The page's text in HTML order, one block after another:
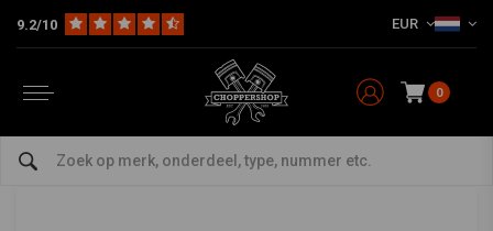
9.2/10 EUR
0
The Biker Pants Rigby Robuuste Cargoshort | Donker Kaki | Kies Maat
bekijk alles van Carhartt
Rigby Robuuste Cargoshort | Donker Kaki |
0/5 (0 reviews)